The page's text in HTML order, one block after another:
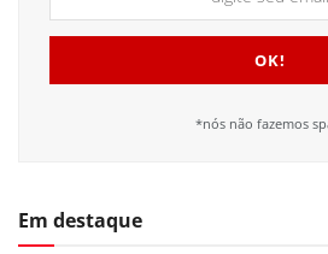
*nós não fazemos
Em destaque